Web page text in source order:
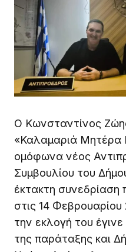
Ο Κωνσταντίνος
«Καλαμαριά Μητέρα
ομόφωνα νέος
Συμβουλίου του
έκτακτη συνεδρίαση
στις 14
την εκλογή του
της παράταξης και